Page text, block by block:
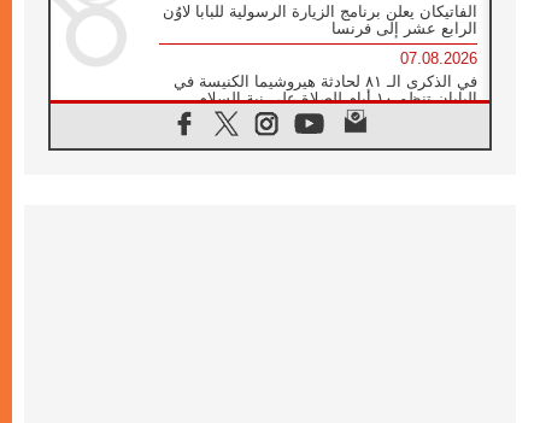
الفاتيكان يعلن برنامج الزيارة الرسولية للبابا لاوُن
الرابع عشر إلى فرنسا
07.08.2026
في الذكرى الـ ٨١ لحادثة هيروشيما الكنيسة في
اليابان تنظم ١٠ أيام للصلاة على نية السلام
الكنيسة في الأوروغواي: زيارة البابا ستعزز